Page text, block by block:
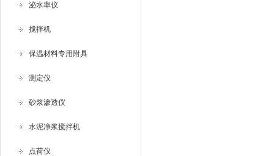
泌水率仪
搅拌机
保温材料专用附具
测定仪
砂浆渗透仪
水泥净浆搅拌机
点荷仪